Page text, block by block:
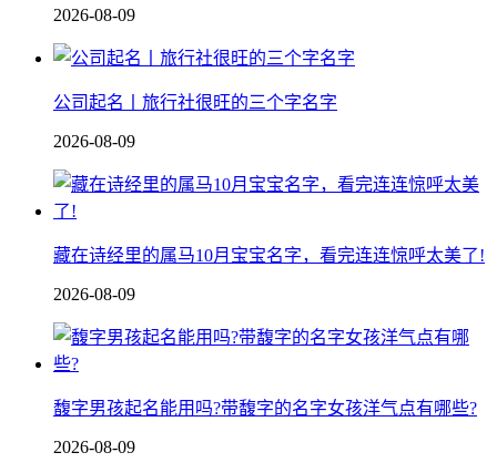
2026-08-09
公司起名丨旅行社很旺的三个字名字
2026-08-09
藏在诗经里的属马10月宝宝名字，看完连连惊呼太美了!
2026-08-09
馥字男孩起名能用吗?带馥字的名字女孩洋气点有哪些?
2026-08-09